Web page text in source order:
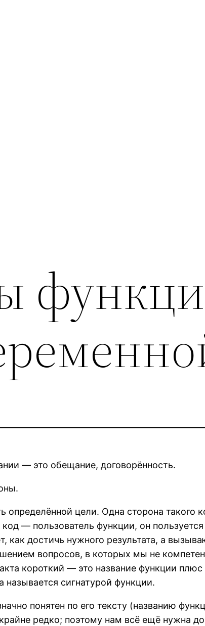
— это обещание, договорённость.
определённой цели. Одна сторона такого
— пользователь функции, он
как достичь нужного результата, а
вопросов, в которых мы не
короткий — это название функции
называется сигнатурой функции.
понятен по его тексту (названию
редко; поэтому нам всё ещё нужна